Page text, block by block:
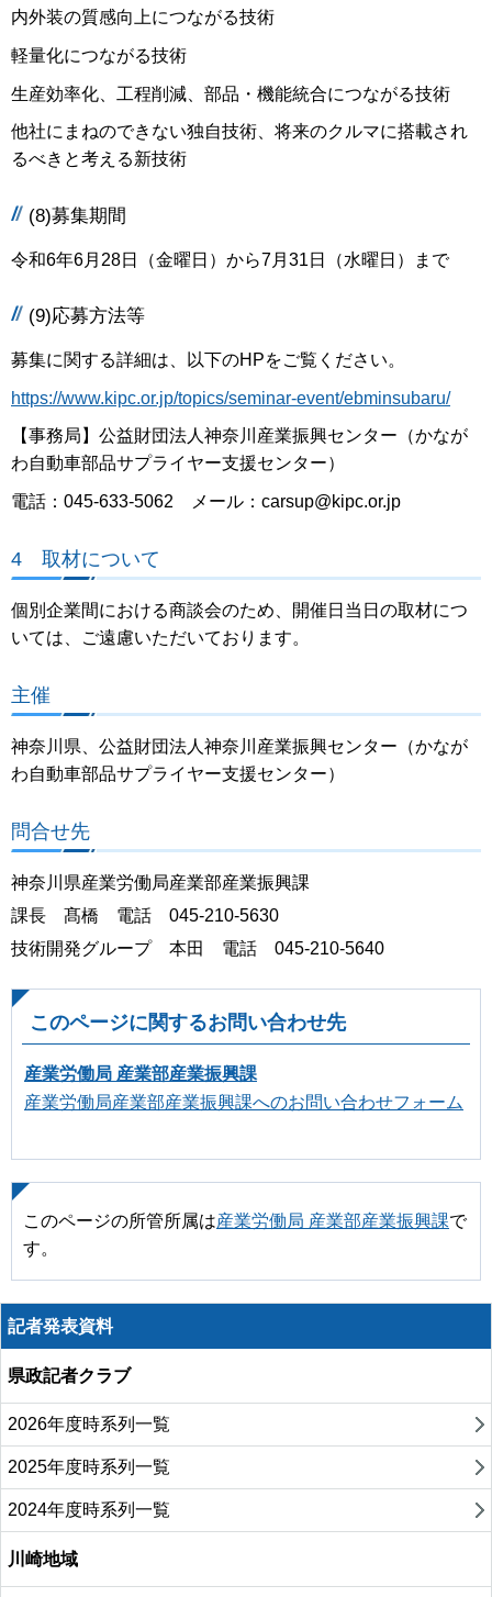
内外装の質感向上につながる技術
軽量化につながる技術
生産効率化、工程削減、部品・機能統合につながる技術
他社にまねのできない独自技術、将来のクルマに搭載され
るべきと考える新技術
(8)募集期間
令和6年6月28日（金曜日）から7月31日（水曜日）まで
(9)応募方法等
募集に関する詳細は、以下のHPをご覧ください。
https://www.kipc.or.jp/topics/seminar-event/ebminsubaru/
【事務局】公益財団法人神奈川産業振興センター（かなが
わ自動車部品サプライヤー支援センター）
電話：045-633-5062 メール：carsup@kipc.or.jp
4 取材について
個別企業間における商談会のため、開催日当日の取材につ
いては、ご遠慮いただいております。
主催
神奈川県、公益財団法人神奈川産業振興センター（かなが
わ自動車部品サプライヤー支援センター）
問合せ先
神奈川県産業労働局産業部産業振興課
課長 髙橋 電話 045-210-5630
技術開発グループ 本田 電話 045-210-5640
このページに関するお問い合わせ先
産業労働局 産業部産業振興課
産業労働局産業部産業振興課へのお問い合わせフォーム
このページの所管所属は産業労働局 産業部産業振興課で
す。
記者発表資料
県政記者クラブ
2026年度時系列一覧
2025年度時系列一覧
2024年度時系列一覧
川崎地域